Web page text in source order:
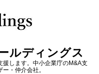
ルディングス
します。中小企業庁のM&A支
・仲介会社。